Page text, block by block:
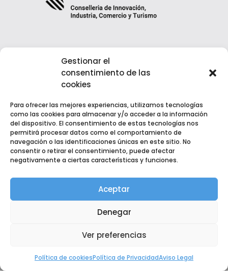
Gestionar el
consentimiento de las
cookies
Para ofrecer las mejores experiencias, utilizamos tecnologías
como las cookies para almacenar y/o acceder a la información
del dispositivo. El consentimiento de estas tecnologías nos
permitirá procesar datos como el comportamiento de
navegación o las identificaciones únicas en este sitio. No
consentir o retirar el consentimiento, puede afectar
negativamente a ciertas características y funciones.
Aceptar
Denegar
Ver preferencias
Política de cookiesPolítica de PrivacidadAviso Legal
Copyright © 2022 EGM Fuente del Jarro | Desarrollado por
Kultea Comunicación
Aviso Legal|Política de Privacidad|Política de Cookies